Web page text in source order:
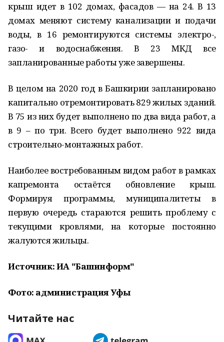
крыш идет в 102 домах, фасадов — на 24. В 13
домах меняют систему канализации и подачи
воды, в 16 ремонтируются системы электро-,
газо- и водоснабжения. В 23 МКД все
запланированные работы уже завершены.
В целом на 2020 год в Башкирии запланировано
капитально отремонтировать 829 жилых зданий.
В 75 из них будет выполнено по два вида работ, а
в 9 – по три. Всего будет выполнено 922 вида
строительно-монтажных работ.
Наиболее востребованным видом работ в рамках
капремонта остаётся обновление крыш.
Формируя программы, муниципалитеты в
первую очередь стараются решить проблему с
текущими кровлями, на которые постоянно
жалуются жильцы.
Источник: ИА "Башинформ"
Фото: администрация Уфы
Читайте нас